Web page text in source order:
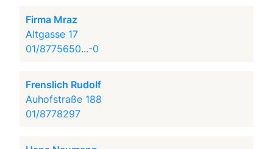
Firma Mraz
Altgasse 17
01/8775650...-0
Frenslich Rudolf
Auhofstraße 188
01/8778297